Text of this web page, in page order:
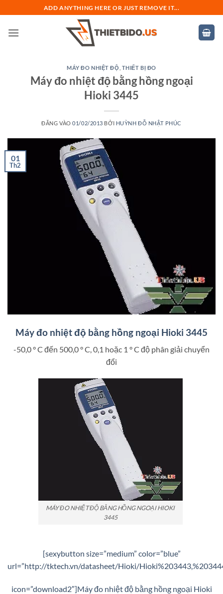
qua
nội
ADD ANYTHING HERE OR JUST REMOVE IT...
MÁY ĐO NHIỆT ĐỘ THIẾT BỊ ĐO
Máy đo nhiệt độ bằng hồng ngoại
Hioki 3445
ĐĂNG VÀO01/02/2013 BỞI HUỲNH ĐỖ NHẬT PHÚC
01
Th2
Máy đo nhiệt độ bằng hồng ngoại Hioki 3445
-50,0 ° C đến 500,0 ° C, 0,1 hoặc 1 ° C độ phân giải chuyển
đổi
MÁY ĐO NHIỆT ĐỘ BẰNG HỒNG NGOẠI HIOKI
3445
[sexybutton size=”medium” color=”blue”
url=”http://tktech.vn/datasheet/Hioki/
icon=”download2″]Máy đo nhiệt độ bằng hồng ngoại Hioki